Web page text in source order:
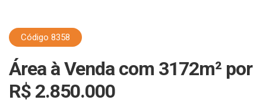
Código 8358
Área à Venda com 3172m² por
R$ 2.850.000